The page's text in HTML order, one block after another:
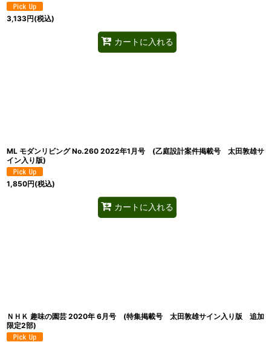
3,133円(税込)
カートに入れる
ML モダンリビング No.260 2022年1月号 (乙庭設計案件掲載号 太田敦雄サ
イン入り版)
1,850円(税込)
カートに入れる
ＮＨＫ 趣味の園芸 2020年 6月号 (特集掲載号 太田敦雄サイン入り版 追加
限定2部)